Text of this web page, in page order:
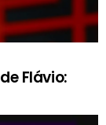
Flávio: